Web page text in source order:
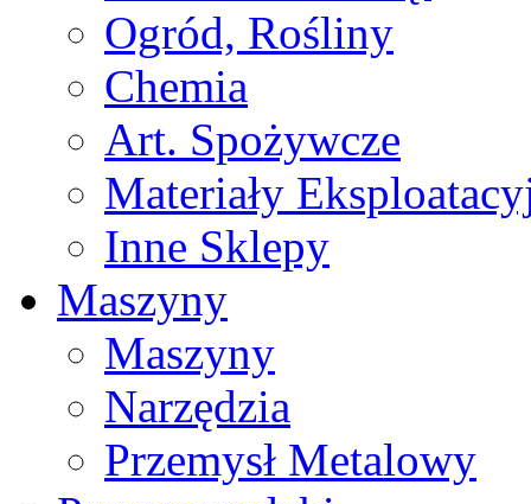
Ogród, Rośliny
Chemia
Art. Spożywcze
Materiały
Inne Sklepy
Maszyny
Maszyny
Narzędzia
Przemysł Metalowy